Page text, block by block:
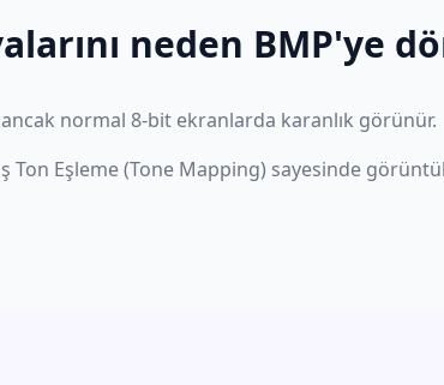
neden BMP'ye
normal 8-bit ekranlarda karanlık görünür.
Ton Eşleme (Tone Mapping) sayesinde